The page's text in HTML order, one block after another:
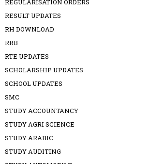
REGULARISATION ORDERS
RESULT UPDATES
RH DOWNLOAD
RRB
RTE UPDATES
SCHOLARSHIP UPDATES
SCHOOL UPDATES
SMC
STUDY ACCOUNTANCY
STUDY AGRI SCIENCE
STUDY ARABIC
STUDY AUDITING